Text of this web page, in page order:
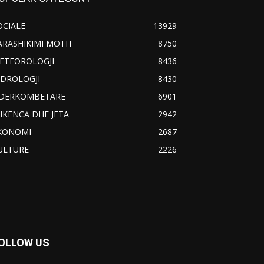
13929
MOTIT
8750
8436
8430
6901
DHE JETA
2942
2687
2226
US